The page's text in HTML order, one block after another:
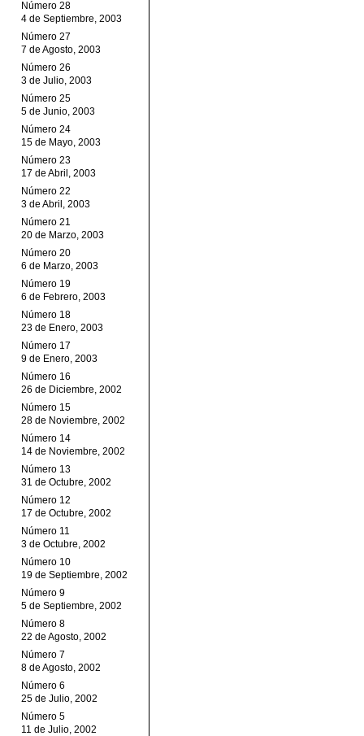
Número 28
4 de Septiembre, 2003
Número 27
7 de Agosto, 2003
Número 26
3 de Julio, 2003
Número 25
5 de Junio, 2003
Número 24
15 de Mayo, 2003
Número 23
17 de Abril, 2003
Número 22
3 de Abril, 2003
Número 21
20 de Marzo, 2003
Número 20
6 de Marzo, 2003
Número 19
6 de Febrero, 2003
Número 18
23 de Enero, 2003
Número 17
9 de Enero, 2003
Número 16
26 de Diciembre, 2002
Número 15
28 de Noviembre, 2002
Número 14
14 de Noviembre, 2002
Número 13
31 de Octubre, 2002
Número 12
17 de Octubre, 2002
Número 11
3 de Octubre, 2002
Número 10
19 de Septiembre, 2002
Número 9
5 de Septiembre, 2002
Número 8
22 de Agosto, 2002
Número 7
8 de Agosto, 2002
Número 6
25 de Julio, 2002
Número 5
11 de Julio, 2002